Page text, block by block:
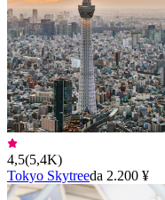
4,5(5,4K)
Tokyo Skytreeda 2.200 ¥